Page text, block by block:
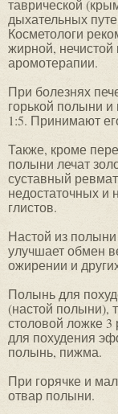
таврической
дыхательных
Косметологи
жирной, нечистой
аромотерапии.
При болезнях
горькой полыни
1:5. Принимают
Также, кроме
полыни лечат
суставный
недостаточных и
глистов.
Настой из
улучшает обмен
ожирении и
Полынь для
(настой полыни),
столовой ложке 3
для похудения
полынь, пижма.
При горячке и
отвар полыни.